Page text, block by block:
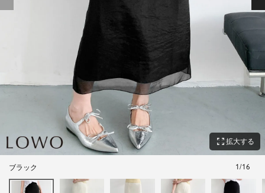
zoom_out_map 拡大する
ブラック 1/16